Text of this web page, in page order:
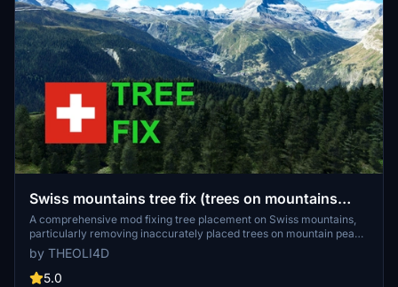
Swiss mountains tree fix (trees on mountains
removed)
A comprehensive mod fixing tree placement on Swiss mountains,
particularly removing inaccurately placed trees on mountain peaks.
The update includes a shift to more realistic conifer trees in the Alps
and an expansion to border areas of France, Italy, and Austria. From
Alpstein Säntis to Stockhorn, numerous locations across
by THEOLI4D
5.0